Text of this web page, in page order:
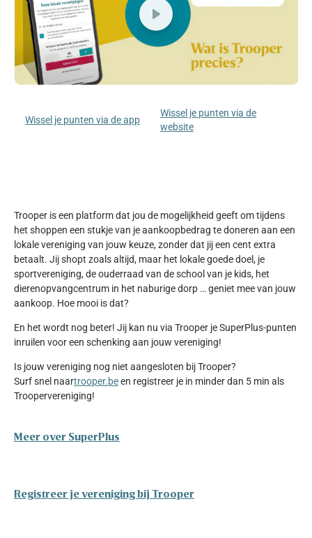
Wissel je punten via de app
Wissel je punten via de
website
Trooper is een platform dat jou de mogelijkheid geeft om tijdens
het shoppen een stukje van je aankoopbedrag te doneren aan een
lokale vereniging van jouw keuze, zonder dat jij een cent extra
betaalt. Jij shopt zoals altijd, maar het lokale goede doel, je
sportvereniging, de ouderraad van de school van je kids, het
dierenopvangcentrum in het naburige dorp … geniet mee van jouw
aankoop. Hoe mooi is dat?
En het wordt nog beter! Jij kan nu via Trooper je SuperPlus-punten
inruilen voor een schenking aan jouw vereniging!
Is jouw vereniging nog niet aangesloten bij Trooper?
Surf snel naartrooper.been registreer je in minder dan 5 min als
Troopervereniging!
Meer over SuperPlus
Registreer je vereniging bij Trooper